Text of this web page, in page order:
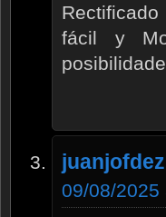
fácil y
juanjofdez
09/08/2025